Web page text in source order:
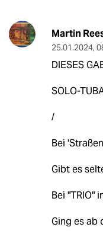
Martin
25.01.2024,
DIESES
SOLO-
/
Bei
Gibt es
Bei "TRIO"
Ging es ab